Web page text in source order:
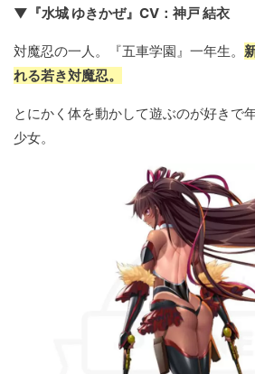
▼『水城 ゆきかぜ』CV：神戸 結衣
対魔忍の一人。『五車学園』一年生。
れる若き対魔忍。
とにかく体を動かして遊ぶのが好きで
少女。